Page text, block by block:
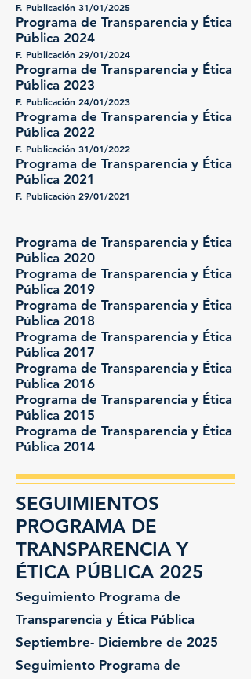
F. Publicación 31/01/2025
Programa de Transparencia y Ética
Pública 2024
F. Publicación 29/01/2024
Programa de Transparencia y Ética
Pública 2023
F. Publicación 24/01/2023
Programa de Transparencia y Ética
Pública 2022
F. Publicación 31/01/2022
Programa de Transparencia y Ética
Pública 2021
F. Publicación 29/01/2021
Programa de Transparencia y Ética
Pública 2020
Programa de Transparencia y Ética
Pública 2019
Programa de Transparencia y Ética
Pública 2018
Programa de Transparencia y Ética
Pública 2017
Programa de Transparencia y Ética
Pública 2016
Programa de Transparencia y Ética
Pública 2015
Programa de Transparencia y Ética
Pública 2014
SEGUIMIENTOS
PROGRAMA DE
TRANSPARENCIA Y
ÉTICA PÚBLICA 2025
​Seguimiento Programa de
Transparencia y Ética Pública
Septiembre- Diciembre de 2025
Seguimiento Programa de